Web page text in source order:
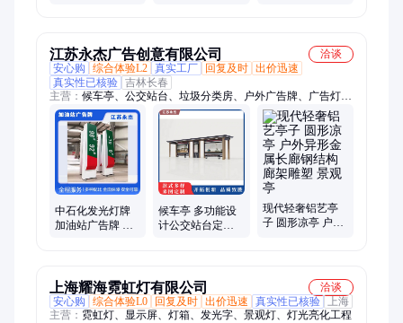
江苏永杰广告创意有限公司
洽谈
安心购
综合体验L2 真实工厂 回复及时 出价迅速
真实性已核验 吉林长春
主营： 候车亭、公交站台、垃圾分类房、户外广告牌、广告灯
箱、景观雕塑、不锈钢雕塑、宣传栏、价值观标识标牌、公交站
牌、垃圾房、垃圾箱、精神堡垒、不锈钢廊架、太阳能座椅、充
电座椅、移动厕所、廊架、景观廊架、灯杆灯箱、壁挂灯箱、吸
烟亭、充电柜、扫码储物柜、智能充电柜
中石化发光灯牌
加油站广告牌 亚
候车亭 多功能设
计公交站台定制
现代轻奢铝艺亭
子 圆形凉亭 户外
上海耀海霓虹灯有限公司
洽谈
安心购
综合体验L0 回复及时 出价迅速 真实性已核验
上海
主营： 霓虹灯、显示屏、灯箱、发光字、景观灯、灯光亮化工程